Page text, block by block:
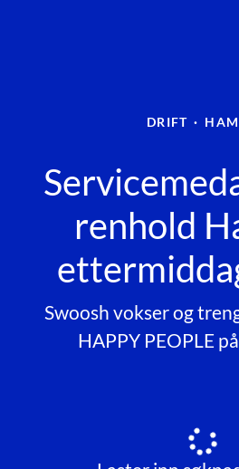
DRIFT ·
renhold
Swoosh vokser og
HAPPY PEOPLE